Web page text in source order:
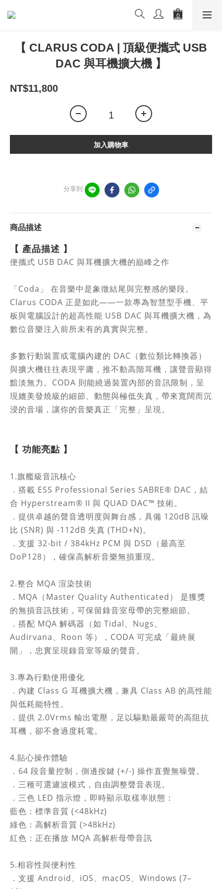
【 CLARUS CODA | 頂級便攜式 USB
DAC 與耳機擴大機 】
NT$11,800
加入購物車
分享到
商品描述
【 產品描述 】
便攜式 USB DAC 與耳機擴大機的巔峰之作
「Coda」 在音樂中是象徵結尾與完整感的樂段。
Clarus CODA 正是如此——一款專為智慧型手機、平
板與電腦設計的超高性能 USB DAC 與耳機擴大機，為
數位音樂注入前所未有的真實與完整。
多數行動裝置或電腦內建的 DAC（數位類比轉換器）
與擴大機往往表現平庸，推不動高階耳機，讓聲音顯得
黯淡無力。CODA 則能繞過裝置內部的音訊限制，呈
現媲美發燒級的細節、動態與極低失真，帶來寬闊而沉
浸的音場，讓你的音樂真正「完整」呈現。
【 功能亮點 】
1.旗艦級音訊核心
．搭載 ESS Professional Series SABRE® DAC，結
合 Hyperstream® II 與 QUAD DAC™ 技術。
．提供卓越的聲音透明度與舞台感，具備 120dB 訊噪
比 (SNR) 與 -112dB 失真 (THD+N)。
．支援 32-bit / 384kHz PCM 與 DSD（最高至
DoP128），確保高解析音樂無損重現。
2.整合 MQA 渲染技術
．MQA（Master Quality Authenticated） 是獲獎
的無損音訊技術，可保留錄音室母帶的完整細節。
．搭配 MQA 解碼器（如 Tidal、Nugs、
Audirvana、Roon 等），CODA 可完成「最終展
開」，忠實呈現錄音室等級的聲音。
3.專為行動使用優化
．內建 Class G 耳機擴大機，兼具 Class AB 的高性能
與低耗能特性。
．提供 2.0Vrms 輸出電壓，足以驅動最嚴苛的高阻抗
耳機，卻不會過度耗電。
4.貼心操作體驗
．64 段音量控制，側邊按鍵 (+/-) 操作直覺無噪聲。
．三種可選濾波模式，自由調整聲音表現。
．三色 LED 指示燈，即時顯示取樣率狀態：
藍色：標準音質 (<48kHz)
綠色：高解析音質 (>48kHz)
紅色：正在播放 MQA 高解析母帶音訊
5.相容性與便利性
．支援 Android、iOS、macOS、Windows (7–